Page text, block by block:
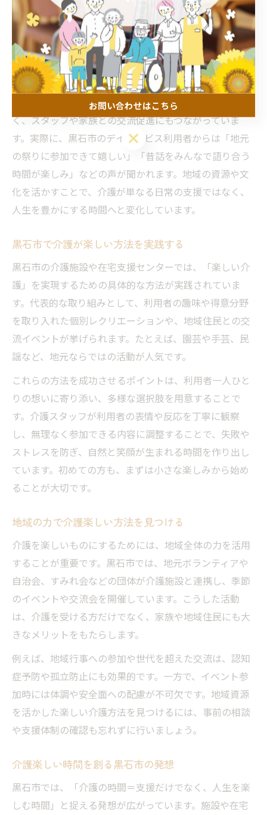
や地域の伝統行事を活用し、高齢者の生活に彩りを添え
る活動が多く見られます。たとえば、黒石市内の介護施
設やグループホームでは、四季折々のイベントや地元食
材を使った食事レクリエーションが定番となっていま
す。
こうした取り組みは、利用者の心身の健康維持だけでな
く、スタッフや家族との交流促進にもつながっていま
す。実際に、黒石市のデイサービス利用者からは「地元
の祭りに参加できて嬉しい」「昔話をみんなで語り合う
時間が楽しみ」などの声が聞かれます。地域の資源や文
化を活かすことで、介護が単なる日常の支援ではなく、
人生を豊かにする時間へと変化しています。
黒石市で介護が楽しい方法を実践する
黒石市の介護施設や在宅支援センターでは、「楽しい介
護」を実現するための具体的な方法が実践されていま
す。代表的な取り組みとして、利用者の趣味や得意分野
を取り入れた個別レクリエーションや、地域住民との交
流イベントが挙げられます。たとえば、園芸や手芸、民
謡など、地元ならではの活動が人気です。
これらの方法を成功させるポイントは、利用者一人ひと
りの想いに寄り添い、多様な選択肢を用意することで
す。介護スタッフが利用者の表情や反応を丁寧に観察
し、無理なく参加できる内容に調整することで、失敗や
ストレスを防ぎ、自然と笑顔が生まれる時間を作り出し
ています。初めての方も、まずは小さな楽しみから始め
ることが大切です。
地域の力で介護楽しい方法を見つける
介護を楽しいものにするためには、地域全体の力を活用
することが重要です。黒石市では、地元ボランティアや
自治会、すみれ会などの団体が介護施設と連携し、季節
のイベントや交流会を開催しています。こうした活動
は、介護を受ける方だけでなく、家族や地域住民にも大
きなメリットをもたらします。
例えば、地域行事への参加や世代を超えた交流は、認知
症予防や孤立防止にも効果的です。一方で、イベント参
加時には体調や安全面への配慮が不可欠です。地域資源
を活かした楽しい介護方法を見つけるには、事前の相談
や支援体制の確認も忘れずに行いましょう。
介護楽しい時間を創る黒石市の発想
黒石市では、「介護の時間＝支援だけでなく、人生を楽
しむ時間」と捉える発想が広がっています。施設や在宅
お問い合わせはこちら
お問い合わせはこちら